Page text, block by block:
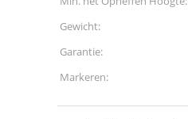
Gewicht:
Garantie:
Markeren: